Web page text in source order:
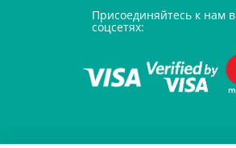
Присоединяйтесь к нам в
соцсетях: